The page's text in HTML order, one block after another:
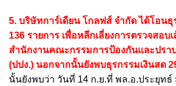
5. บริษัทการ์เดียน โกลฟส์ จำกัด ได้โอนธุ
136 รายการ เพื่อหลีกเลี่ยงการตรวจสอบ
สำนักงานคณะกรรมการป้องกันและปรา
(ปปง.) นอกจากนั้นยังพบธุรกรรมเงินสด
นั้นยังพบว่า วันที่ 14 ก.ย.ที่ พล.อ.ประยุทธ์